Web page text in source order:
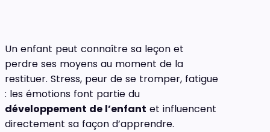
Un enfant peut connaître sa leçon et
perdre ses moyens au moment de la
restituer. Stress, peur de se tromper, fatigue
: les émotions font partie du
développement de l’enfant et influencent
directement sa façon d’apprendre.